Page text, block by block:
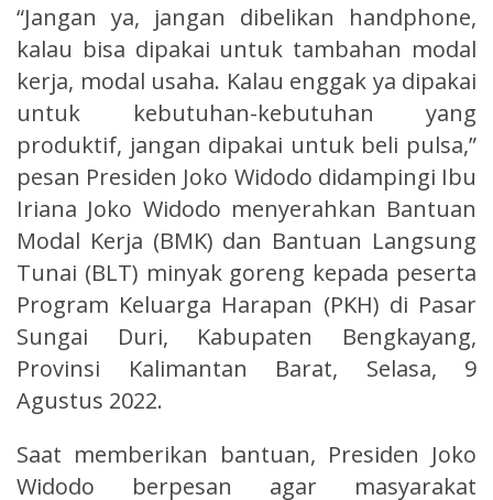
“Jangan ya, jangan dibelikan handphone,
kalau bisa dipakai untuk tambahan modal
kerja, modal usaha. Kalau enggak ya dipakai
untuk kebutuhan-kebutuhan yang
produktif, jangan dipakai untuk beli pulsa,”
pesan Presiden Joko Widodo didampingi Ibu
Iriana Joko Widodo menyerahkan Bantuan
Modal Kerja (BMK) dan Bantuan Langsung
Tunai (BLT) minyak goreng kepada peserta
Program Keluarga Harapan (PKH) di Pasar
Sungai Duri, Kabupaten Bengkayang,
Provinsi Kalimantan Barat, Selasa, 9
Agustus 2022.
Saat memberikan bantuan, Presiden Joko
Widodo berpesan agar masyarakat